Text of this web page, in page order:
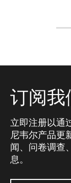
订阅我
立即注册以通
尼韦尔产品更
闻、问卷调查
息。